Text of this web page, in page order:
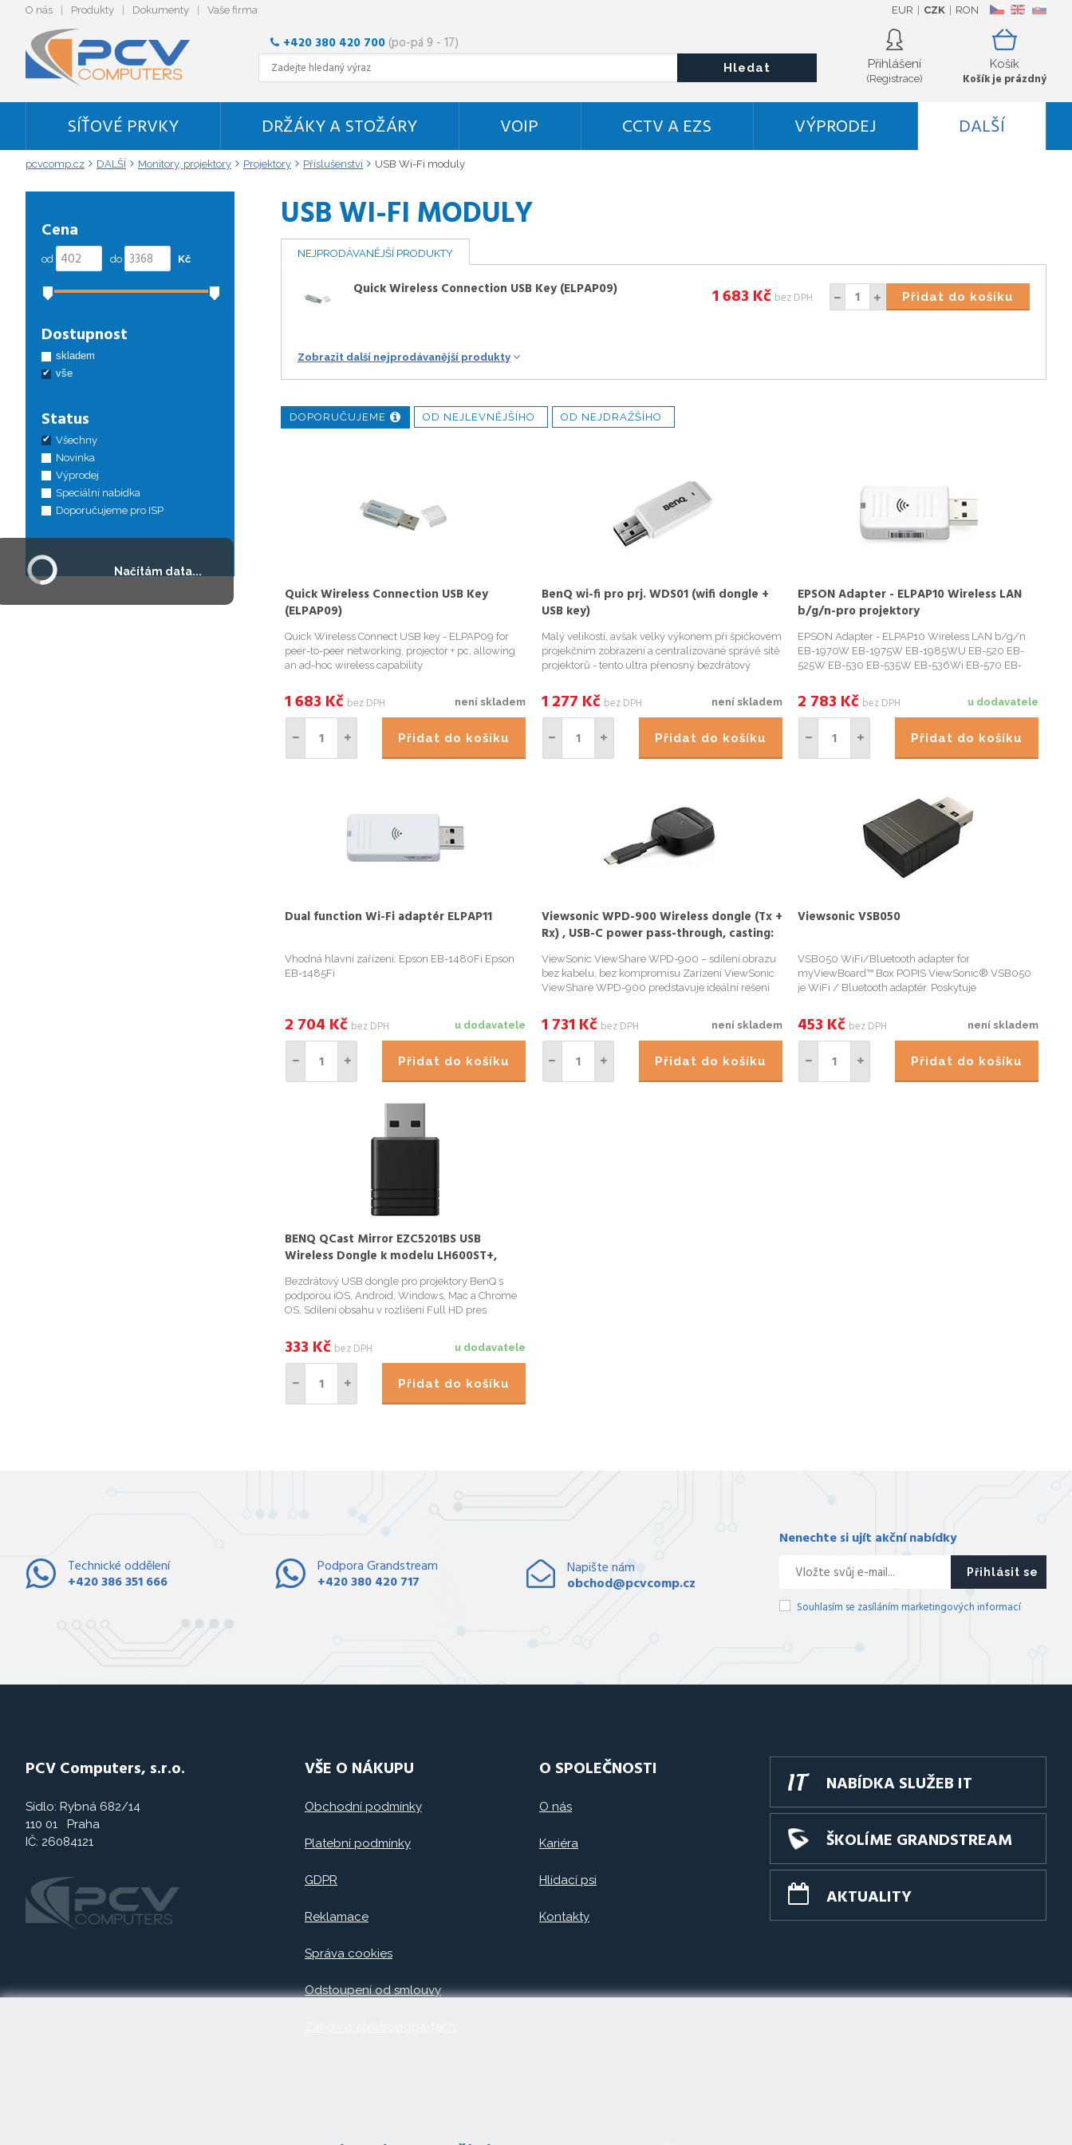
O nás Produkty Dokumenty Vaše firma CZ EN SK
EUR CZK RON
Košík
Košík je prázdný
Přihlášení
(Registrace)
+420 380 420 700 (po-pá 9 - 17)
Hledat
SÍŤOVÉ PRVKY DRŽÁKY A STOŽÁRY VOIP CCTV A EZS VÝPRODEJ DALŠÍ
pcvcomp.cz DALŠÍ Monitory, projektory Projektory Příslušenství USB Wi-Fi moduly
USB WI-FI MODULY
NEJPRODÁVANĚJŠÍ PRODUKTY
Quick Wireless Connection USB Key (ELPAP09) Přidat do košíku
1 683 Kč bez DPH
Zobrazit další nejprodávanější produkty
DOPORUČUJEME OD NEJLEVNĚJŠÍHO OD NEJDRAŽŠÍHO
Quick Wireless Connection USB Key
(ELPAP09)
Quick Wireless Connect USB key - ELPAP09 for
peer-to-peer networking, projector + pc, allowing
an ad-hoc wireless capability
není skladem
1 683 Kč bez DPH
Přidat do košíku
BenQ wi-fi pro prj. WDS01 (wifi dongle +
USB key)
Malý velikostí, avšak velký výkonem při špičkovém
projekčním zobrazení a centralizované správě sítě
projektorů - tento ultra přenosný bezdrátový
zdokonalení jakékoli prezentace bezproblémovou
bezdrátovou konektiv...
není skladem
1 277 Kč bez DPH
Přidat do košíku
EPSON Adapter - ELPAP10 Wireless LAN
b/g/n-pro projektory
EPSON Adapter - ELPAP10 Wireless LAN b/g/n
EB-1970W EB-1975W EB-1985WU EB-520 EB-
525W EB-530 EB-535W EB-536Wi EB-570 EB-
595Wi EB-945H EB-955WH EB-965H EB-98H EB-
S04 EB-S27 EB-S31 EB-U04 EB-W04 EB-W29
u dodavatele
2 783 Kč bez DPH
Přidat do košíku
Dual function Wi-Fi adaptér ELPAP11
Vhodná hlavní zařízení: Epson EB-1480Fi Epson
EB-1485Fi
u dodavatele
2 704 Kč bez DPH
Přidat do košíku
Viewsonic WPD-900 Wireless dongle (Tx +
Rx) , USB-C power pass-through, casting:
Peer to Peer, AirPlay (iOS), Miracast
ViewSonic ViewShare WPD-900 – sdílení obrazu
bez kabelu, bez kompromisu Zarízení ViewSonic
ViewShare WPD-900 predstavuje ideální rešení
zda se jedná o duležitou firemní prezentaci,
vecerní film nebo s...
není skladem
1 731 Kč bez DPH
Přidat do košíku
Viewsonic VSB050
VSB050 WiFi/Bluetooth adapter for
myViewBoard™ Box POPIS ViewSonic® VSB050
je WiFi / Bluetooth adaptér. Poskytuje
pro robustní a spolehlivé bezdrátové prezentace.
VSB050 také nabízí rychlé pripojení Bluetoot
není skladem
453 Kč bez DPH
Přidat do košíku
BENQ QCast Mirror EZC5201BS USB
Wireless Dongle k modelu LH600ST+,
LW600ST+, LH750, LH650, LW650
Bezdrátový USB dongle pro projektory BenQ s
podporou iOS, Android, Windows, Mac a Chrome
OS. Sdílení obsahu v rozlišení Full HD pres
instalace softwaru.
u dodavatele
333 Kč bez DPH
Přidat do košíku
Cena
od do Kč
Dostupnost
skladem
vše
Status
Všechny
Novinka
Výprodej
Speciální nabídka
Doporučujeme pro ISP
Technické oddělení
+420 386 351 666
Podpora Grandstream
+420 380 420 717
Napište nám
obchod@pcvcomp.cz
Nenechte si ujít akční nabídky
Přihlásit se
Souhlasím se zasíláním marketingových informací
PCV Computers, s.r.o.
Sídlo: Rybná 682/14
110 01 Praha
IČ: 26084121
VŠE O NÁKUPU
Obchodní podmínky
Platební podmínky
GDPR
Reklamace
Správa cookies
Odstoupení od smlouvy
O SPOLEČNOSTI
O nás
Kariéra
Hlídací psi
Kontakty
NABÍDKA SLUŽEB IT
ŠKOLÍME GRANDSTREAM
AKTUALITY
Načítám data...